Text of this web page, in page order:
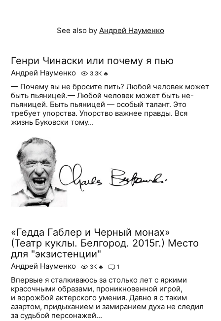
See also by Андрей Науменко
Генри Чинаски или почему я пью
Андрей Науменко 3.3K 🔥
— Почему вы не бросите пить? Любой человек может
быть пьяницей.— Любой человек может быть не-
пьяницей. Быть пьяницей — особый талант. Это
требует упорства. Упорство важнее правды. Вся
жизнь Буковски тому...
«Гедда Габлер и Черный монах»
(Театр куклы. Белгород. 2015г.) Место
для "экзистенции"
Андрей Науменко 3K 🔥 1
Впервые я сталкиваюсь за столько лет с яркими
красочными образами, проникновенной игрой,
и ворожбой актерского умения. Давно я с таким
азартом, придыханием и замиранием духа не следил
за судьбой персонажей...